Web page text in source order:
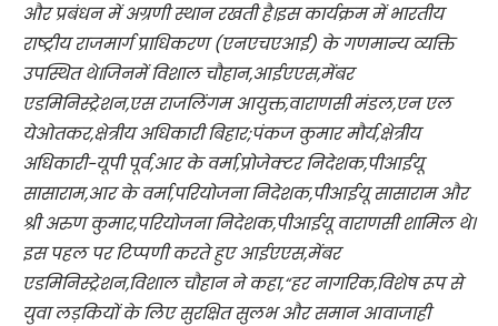
और प्रबंधन में अग्रणी स्थान रखती है।इस कार्यक्रम में भारतीय
राष्ट्रीय राजमार्ग प्राधिकरण (एनएचएआई) के गणमान्य व्यक्ति
उपस्थित थे।जिनमें विशाल चौहान,आईएएस,मेंबर
एडमिनिस्ट्रेशन,एस राजलिंगम आयुक्त,वाराणसी मंडल,एन एल
येओतकर,क्षेत्रीय अधिकारी बिहार;पंकज कुमार मौर्य,क्षेत्रीय
अधिकारी-यूपी पूर्व,आर के वर्मा,प्रोजेक्टर निदेशक,पीआईयू
सासाराम,आर के वर्मा,परियोजना निदेशक,पीआईयू सासाराम और
श्री अरुण कुमार,परियोजना निदेशक,पीआईयू वाराणसी शामिल थे।
इस पहल पर टिप्पणी करते हुए आईएएस,मेंबर
एडमिनिस्ट्रेशन,विशाल चौहान ने कहा,“हर नागरिक,विशेष रूप से
युवा लड़कियों के लिए सुरक्षित सुलभ और समान आवाजाही